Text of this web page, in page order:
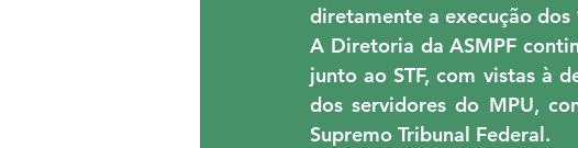
diretamente a execução dos
A Diretoria da ASMPF
junto ao STF, com vistas à
dos servidores do MPU,
Supremo Tribunal Federal.